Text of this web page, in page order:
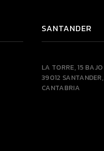
SANTANDER
LA TORRE, 15 BAJO
39012 SANTANDER,
CANTABRIA